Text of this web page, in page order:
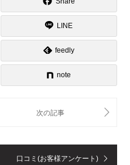
LINE
feedly
note
口コミ(お客様アンケート)